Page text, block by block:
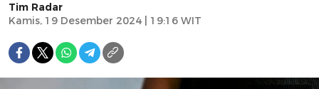
Tim Radar
Kamis, 19 Desember 2024 | 19:16 WIT